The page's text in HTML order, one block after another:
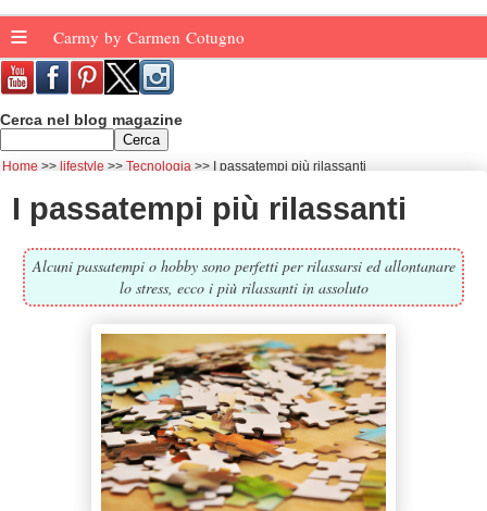
≡ Carmy by Carmen Cotugno
Cerca nel blog magazine
Home lifestyle Tecnologia I passatempi più rilassanti
I passatempi più rilassanti
Alcuni passatempi o hobby sono perfetti per rilassarsi ed allontanare
lo stress, ecco i più rilassanti in assoluto